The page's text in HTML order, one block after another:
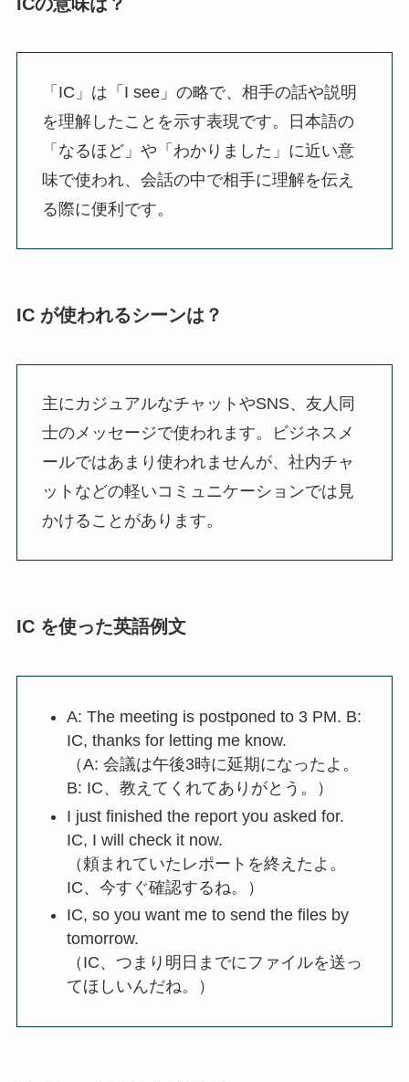
「IC」は「I see」の略で、相手の話や説明
を理解したことを示す表現です。日本語の
「なるほど」や「わかりました」に近い意
味で使われ、会話の中で相手に理解を伝え
る際に便利です。
IC が使われるシーンは？
主にカジュアルなチャットやSNS、友人同
士のメッセージで使われます。ビジネスメ
ールではあまり使われませんが、社内チャ
ットなどの軽いコミュニケーションでは見
かけることがあります。
IC を使った英語例文
A: The meeting is postponed to 3 PM. B:
IC, thanks for letting me know.
（A: 会議は午後3時に延期になったよ。
B: IC、教えてくれてありがとう。）
I just finished the report you asked for.
IC, I will check it now.
（頼まれていたレポートを終えたよ。
IC、今すぐ確認するね。）
IC, so you want me to send the files by
tomorrow.
（IC、つまり明日までにファイルを送っ
てほしいんだね。）